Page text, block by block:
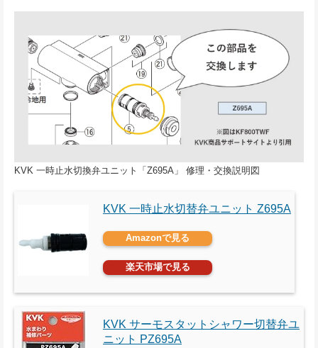
KVK 一時止水切換弁ユニット「Z695A」 修理・交換説明図
KVK 一時止水切替弁ユニット Z695A
Amazonで見る
楽天市場で見る
KVK サーモスタットシャワー切替弁ユ
ニット PZ695A